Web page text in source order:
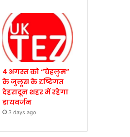
4 अगस्त को “चेहलुम”
के जुलूस के दृष्टिगत
देहरादून शहर में रहेगा
डायवर्जन
3 days ago